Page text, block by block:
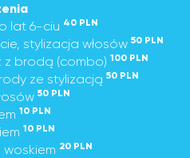
lat 6-ciu 40 PLN
stylizacja włosów 50 PLN
z brodą (combo) 100 PLN
ze stylizacją 50 PLN
50 PLN
10 PLN
10 PLN
20 PLN